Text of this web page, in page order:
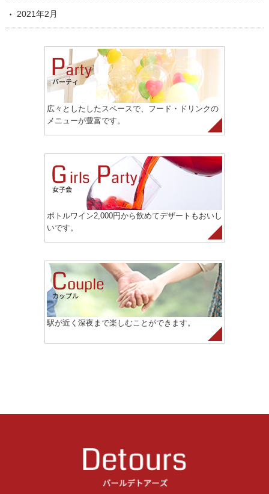
2021年2月
広々としたしたスペースで、フード・ドリンクの
メニューが豊富です。
ボトルワイン2,000円から飲めてデザートもおいし
いです。
駅が近く深夜まで楽しむことができます。